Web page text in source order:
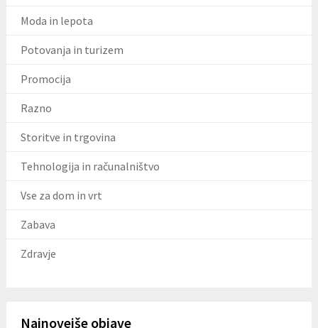
Moda in lepota
Potovanja in turizem
Promocija
Razno
Storitve in trgovina
Tehnologija in računalništvo
Vse za dom in vrt
Zabava
Zdravje
Najnovejše objave